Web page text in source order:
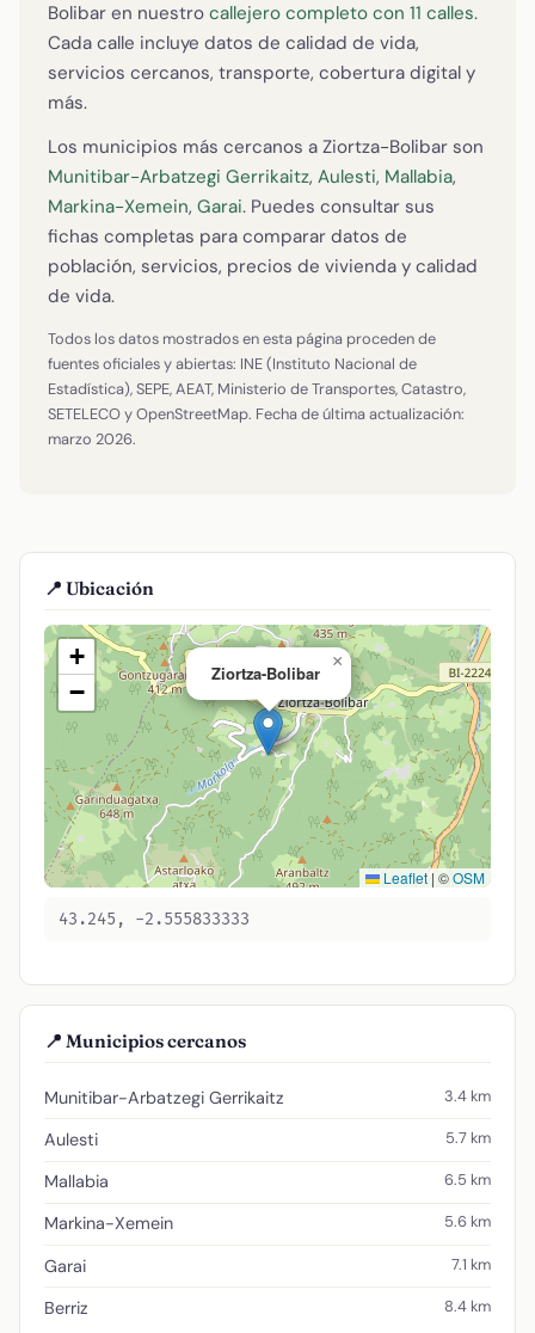
Bolibar en nuestro callejero completo con 11 calles.
Cada calle incluye datos de calidad de vida,
servicios cercanos, transporte, cobertura digital y
más.
Los municipios más cercanos a Ziortza-Bolibar son
Munitibar-Arbatzegi Gerrikaitz, Aulesti, Mallabia,
Markina-Xemein, Garai. Puedes consultar sus
fichas completas para comparar datos de
población, servicios, precios de vivienda y calidad
de vida.
Todos los datos mostrados en esta página proceden de
fuentes oficiales y abiertas: INE (Instituto Nacional de
Estadística), SEPE, AEAT, Ministerio de Transportes, Catastro,
SETELECO y OpenStreetMap. Fecha de última actualización:
marzo 2026.
📍 Ubicación
Ziortza-Bolibar
×
+
−
Leaflet | ©OSM
43.245, -2.555833333
📍 Municipios cercanos
Munitibar-Arbatzegi Gerrikaitz 3.4 km
Aulesti 5.7 km
Mallabia 6.5 km
Markina-Xemein 5.6 km
Garai 7.1 km
Berriz 8.4 km